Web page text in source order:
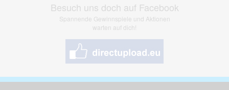
Besuch uns doch auf Facebook
Spannende Gewinnspiele und Aktionen
warten auf dich!